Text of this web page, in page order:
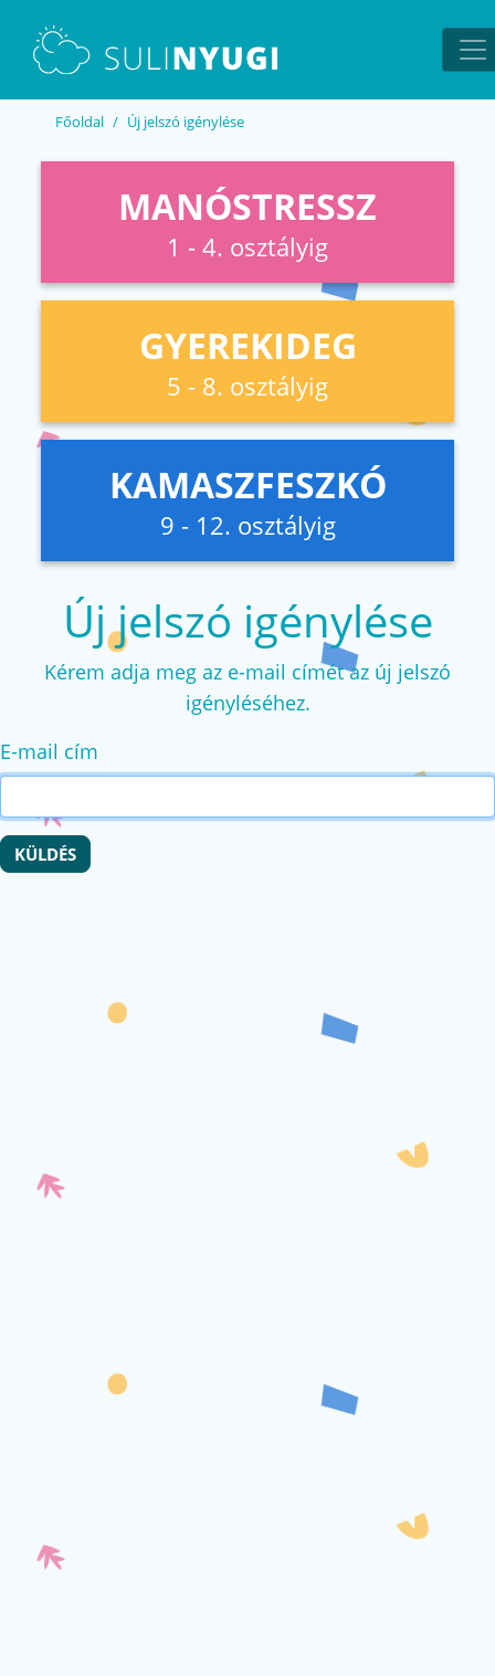
Főoldal Új jelszó igénylése
MANÓSTRESSZ
1 - 4. osztályig
GYEREKIDEG
5 - 8. osztályig
KAMASZFESZKÓ
9 - 12. osztályig
Új jelszó igénylése
Kérem adja meg az e-mail címét az új jelszó
igényléséhez.
E-mail cím
KÜLDÉS